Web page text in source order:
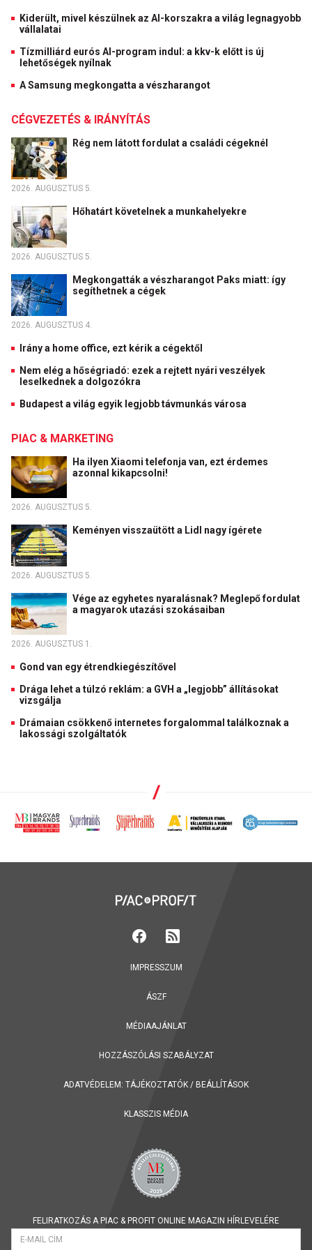
Kiderült, mivel készülnek az AI-korszakra a világ legnagyobb
vállalatai
Tízmilliárd eurós AI-program indul: a kkv-k előtt is új
lehetőségek nyílnak
A Samsung megkongatta a vészharangot
CÉGVEZETÉS & IRÁNYÍTÁS
Rég nem látott fordulat a családi cégeknél
2026. AUGUSZTUS 5.
Hőhatárt követelnek a munkahelyekre
2026. AUGUSZTUS 5.
Megkongatták a vészharangot Paks miatt: így
segíthetnek a cégek
2026. AUGUSZTUS 4.
Irány a home office, ezt kérik a cégektől
Nem elég a hőségriadó: ezek a rejtett nyári veszélyek
leselkednek a dolgozókra
Budapest a világ egyik legjobb távmunkás városa
PIAC & MARKETING
Ha ilyen Xiaomi telefonja van, ezt érdemes
azonnal kikapcsolni!
2026. AUGUSZTUS 5.
Keményen visszaütött a Lidl nagy ígérete
2026. AUGUSZTUS 5.
Vége az egyhetes nyaralásnak? Meglepő fordulat
a magyarok utazási szokásaiban
2026. AUGUSZTUS 1.
Gond van egy étrendkiegészítővel
Drága lehet a túlzó reklám: a GVH a „legjobb” állításokat
vizsgálja
Drámaian csökkenő internetes forgalommal találkoznak a
lakossági szolgáltatók
IMPRESSZUM
ÁSZF
MÉDIAAJÁNLAT
HOZZÁSZÓLÁSI SZABÁLYZAT
ADATVÉDELEM: TÁJÉKOZTATÓK / BEÁLLÍTÁSOK
KLASSZIS MÉDIA
FELIRATKOZÁS A PIAC & PROFIT ONLINE MAGAZIN HÍRLEVELÉRE